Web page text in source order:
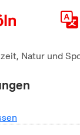
Natur und